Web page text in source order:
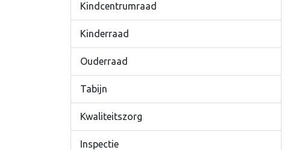
Kindcentrumraad
Kinderraad
Ouderraad
Tabijn
Kwaliteitszorg
Inspectie